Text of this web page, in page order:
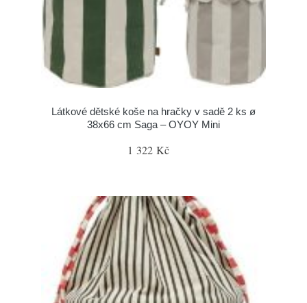
Látkové dětské koše na hračky v sadě 2 ks ø
38x66 cm Saga – OYOY Mini
1 322 Kč